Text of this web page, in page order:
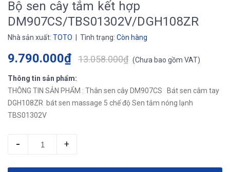
Bộ sen cây tắm kết hợp
DM907CS/TBS01302V/DGH108ZR
Nhà sản xuất: TOTO | Tình trạng: Còn hàng
9.790.000₫ 13.058.000₫ (Chưa bao gồm VAT)
Thông tin sản phẩm:
THÔNG TIN SẢN PHẨM : Thân sen cây DM907CS Bát sen câm tay
DGH108ZR bát sen massage 5 chế độ Sen tắm nóng lạnh
TBS01302V
- +